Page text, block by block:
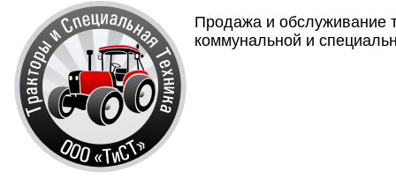
Продажа и обслуживание
коммунальной и